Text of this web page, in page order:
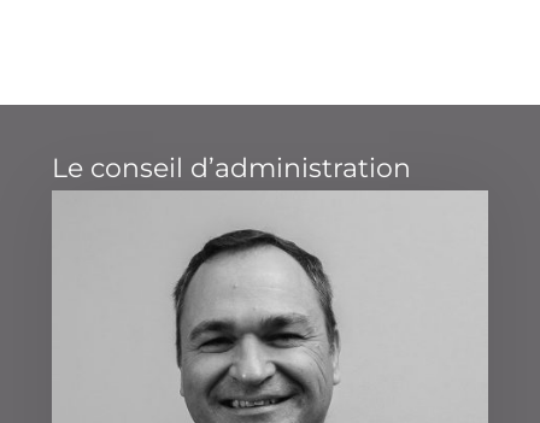
Le conseil d’administration